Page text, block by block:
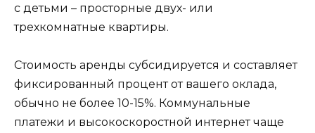
с детьми – просторные двух- или
трехкомнатные квартиры.
Стоимость аренды субсидируется и составляет
фиксированный процент от вашего оклада,
обычно не более 10-15%. Коммунальные
платежи и высокоскоростной интернет чаще